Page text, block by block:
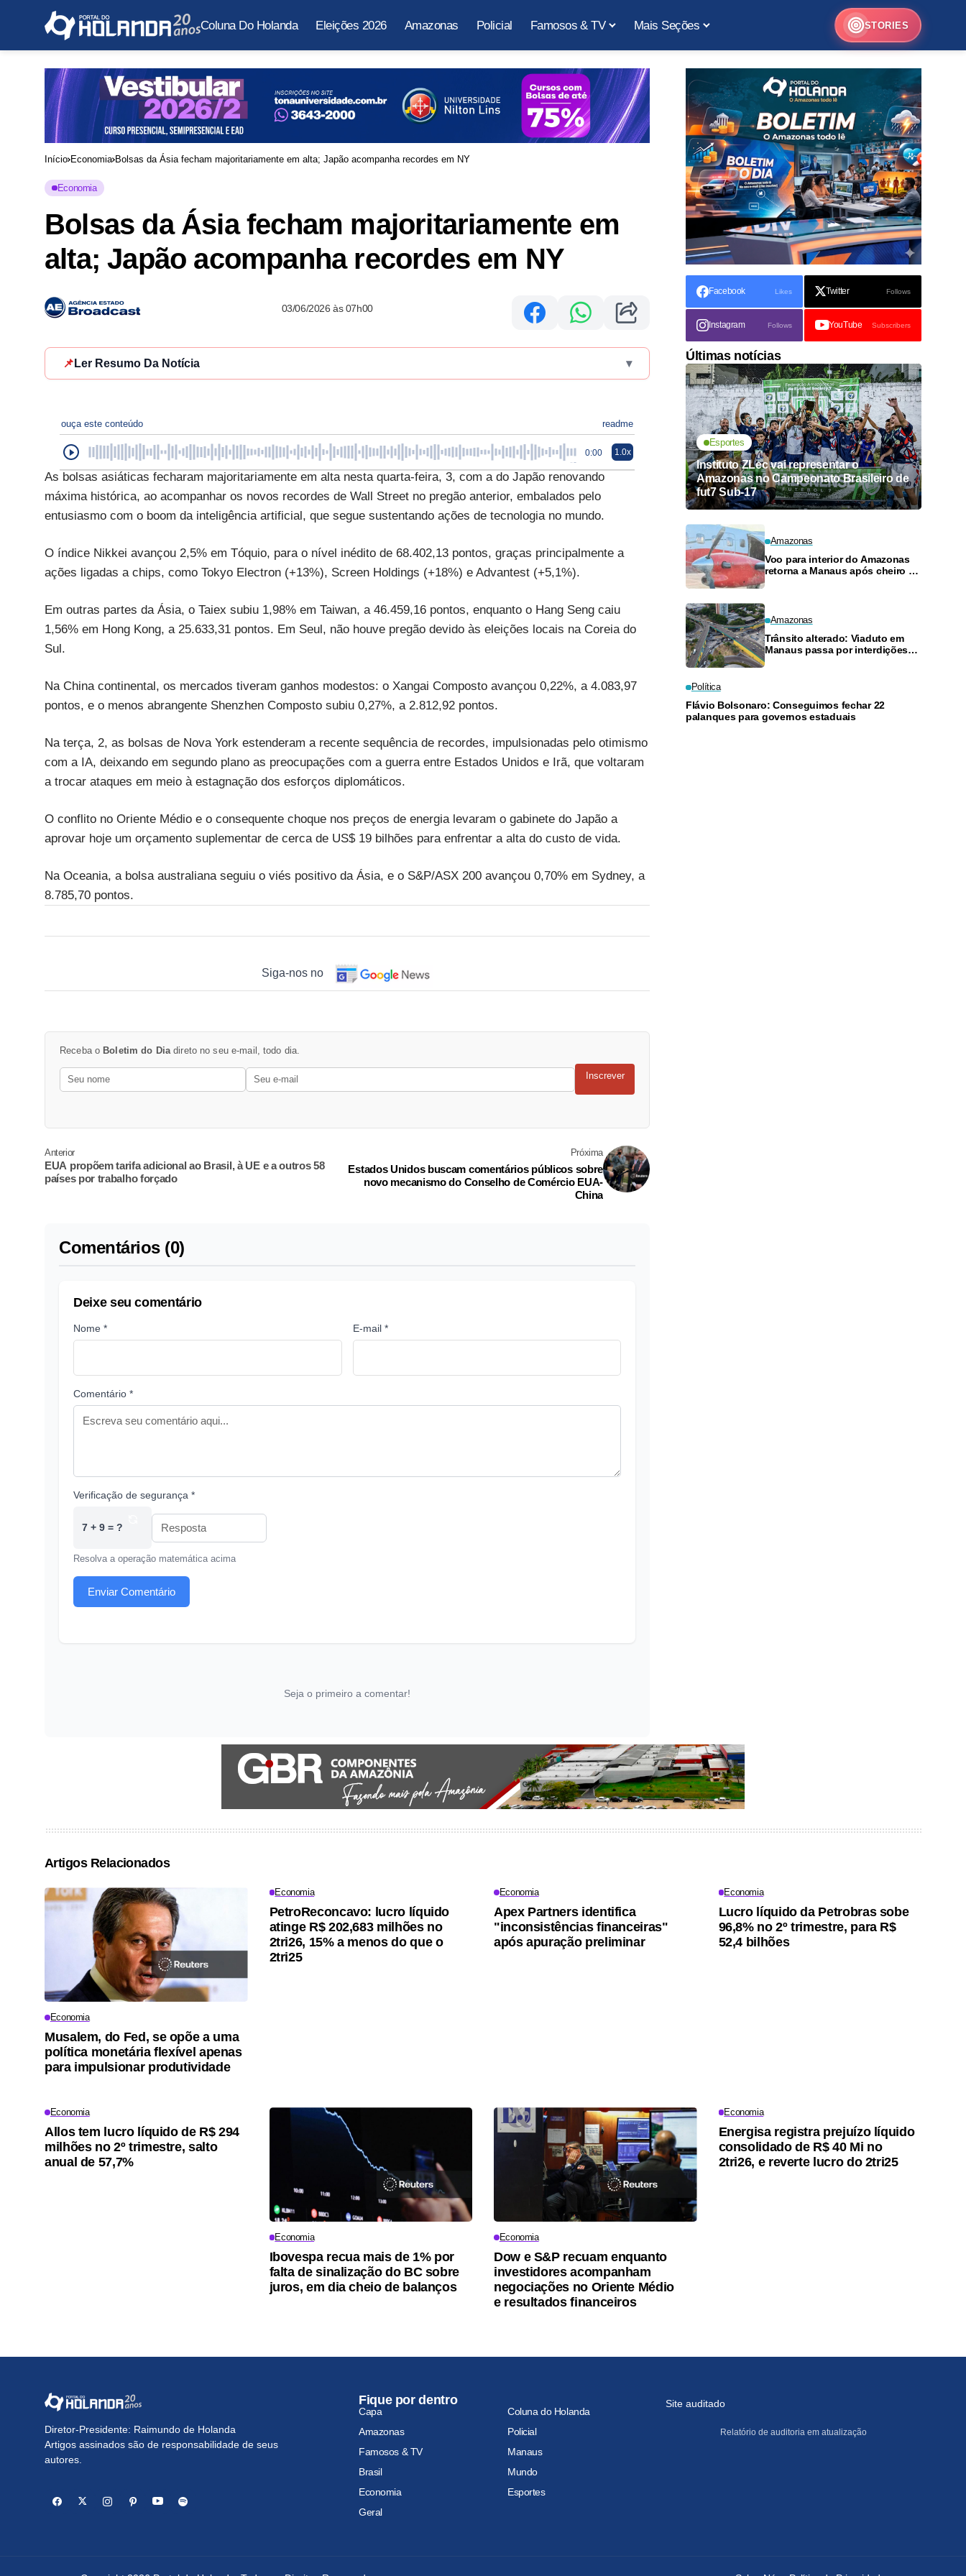
Coluna Do Holanda Eleições 2026 Amazonas Policial Famosos & TV Mais Seções STORIES
Início Economia Bolsas da Ásia fecham majoritariamente em alta; Japão acompanha recordes em NY
Economia
Bolsas da Ásia fecham majoritariamente em
alta; Japão acompanha recordes em NY
03/06/2026 às 07h00
📌 Ler Resumo Da Notícia ▾
ouça este conteúdo readme
0:00 1.0x
As bolsas asiáticas fecharam majoritariamente em alta nesta quarta-feira, 3, com a do Japão renovando
máxima histórica, ao acompanhar os novos recordes de Wall Street no pregão anterior, embalados pelo
entusiasmo com o boom da inteligência artificial, que segue sustentando ações de tecnologia no mundo.
O índice Nikkei avançou 2,5% em Tóquio, para o nível inédito de 68.402,13 pontos, graças principalmente a
ações ligadas a chips, como Tokyo Electron (+13%), Screen Holdings (+18%) e Advantest (+5,1%).
Em outras partes da Ásia, o Taiex subiu 1,98% em Taiwan, a 46.459,16 pontos, enquanto o Hang Seng caiu
1,56% em Hong Kong, a 25.633,31 pontos. Em Seul, não houve pregão devido às eleições locais na Coreia do
Sul.
Na China continental, os mercados tiveram ganhos modestos: o Xangai Composto avançou 0,22%, a 4.083,97
pontos, e o menos abrangente Shenzhen Composto subiu 0,27%, a 2.812,92 pontos.
Na terça, 2, as bolsas de Nova York estenderam a recente sequência de recordes, impulsionadas pelo otimismo
com a IA, deixando em segundo plano as preocupações com a guerra entre Estados Unidos e Irã, que voltaram
a trocar ataques em meio à estagnação dos esforços diplomáticos.
O conflito no Oriente Médio e o consequente choque nos preços de energia levaram o gabinete do Japão a
aprovar hoje um orçamento suplementar de cerca de US$ 19 bilhões para enfrentar a alta do custo de vida.
Na Oceania, a bolsa australiana seguiu o viés positivo da Ásia, e o S&P/ASX 200 avançou 0,70% em Sydney, a
8.785,70 pontos.
Siga-nos no
Receba o Boletim do Dia direto no seu e-mail, todo dia.
Inscrever
Anterior
EUA propõem tarifa adicional ao Brasil, à UE e a outros 58
países por trabalho forçado
Próxima
Estados Unidos buscam comentários públicos sobre
novo mecanismo do Conselho de Comércio EUA-
China
Comentários (0)
Deixe seu comentário
Nome * E-mail *
Comentário *
Verificação de segurança *
7 + 9 = ?
Resolva a operação matemática acima
Enviar Comentário
Seja o primeiro a comentar!
Facebook Likes Twitter Follows
Instagram Follows YouTube Subscribers
Últimas notícias
Esportes
Instituto ZLec vai representar o
Amazonas no Campeonato Brasileiro de
fut7 Sub-17
Amazonas
Voo para interior do Amazonas
retorna a Manaus após cheiro de
Amazonas
Trânsito alterado: Viaduto em
Manaus passa por interdições
Política
Flávio Bolsonaro: Conseguimos fechar 22
palanques para governos estaduais
Artigos Relacionados
Economia
Musalem, do Fed, se opõe a uma
política monetária flexível apenas
para impulsionar produtividade
Economia
PetroReconcavo: lucro líquido
atinge R$ 202,683 milhões no
2tri26, 15% a menos do que o
2tri25
Economia
Apex Partners identifica
"inconsistências financeiras"
após apuração preliminar
Economia
Lucro líquido da Petrobras sobe
96,8% no 2º trimestre, para R$
52,4 bilhões
Economia
Allos tem lucro líquido de R$ 294
milhões no 2º trimestre, salto
anual de 57,7%
Economia
Ibovespa recua mais de 1% por
falta de sinalização do BC sobre
juros, em dia cheio de balanços
Economia
Dow e S&P recuam enquanto
investidores acompanham
negociações no Oriente Médio
e resultados financeiros
Economia
Energisa registra prejuízo líquido
consolidado de R$ 40 Mi no
2tri26, e reverte lucro do 2tri25
Diretor-Presidente: Raimundo de Holanda
Artigos assinados são de responsabilidade de seus
autores.
Fique por dentro
Capa
Coluna do Holanda
Amazonas
Policial
Famosos & TV
Manaus
Brasil
Mundo
Economia
Esportes
Geral
Site auditado
Relatório de auditoria em atualização